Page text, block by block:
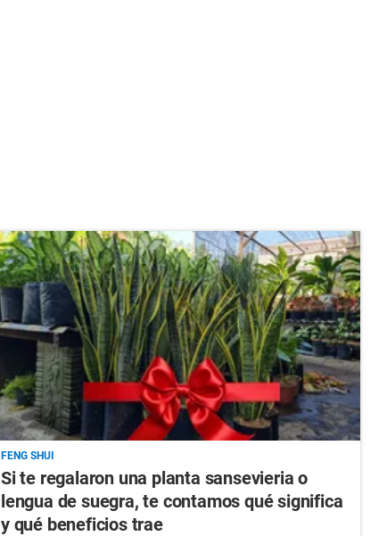
FENG SHUI
Si te regalaron una planta sansevieria o
lengua de suegra, te contamos qué significa
y qué beneficios trae